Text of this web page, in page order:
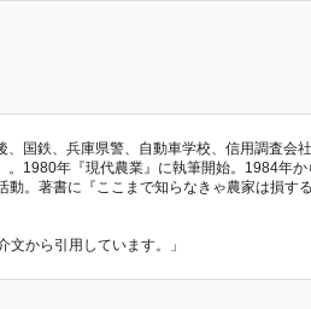
国鉄、兵庫県警、自動車学校、信用調査会
1980年『現代農業』に執筆開始。1984年か
。著書に『ここまで知らなきゃ農家は損す
文から引用しています。」